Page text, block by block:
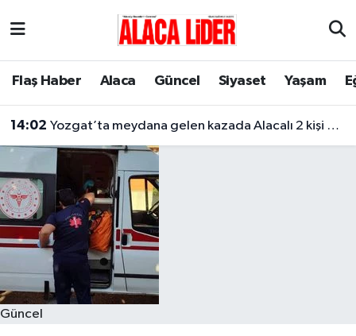
Flaş Haber Alaca Güncel Siyaset Yaşam
14:02 Yozgat’ta meydana gelen kazada Alacalı 2 kişi hayatını kaybetti
Güncel
Çorum Nöbetçi Eczaneler
Çorum Trafik Yoğunluk Haritası
Süper Lig Puan Durumu ve Fikstür
Tüm Manşetler
Son Dakika Haberleri